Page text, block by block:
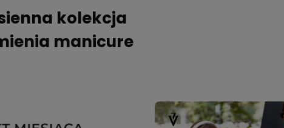
kolekcja
manicure